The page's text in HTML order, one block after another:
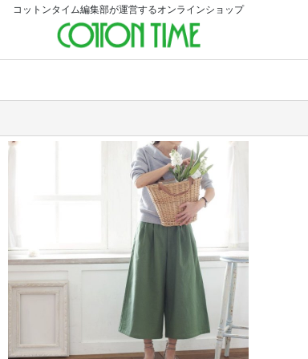
コットンタイム編集部が運営するオンラインショップ